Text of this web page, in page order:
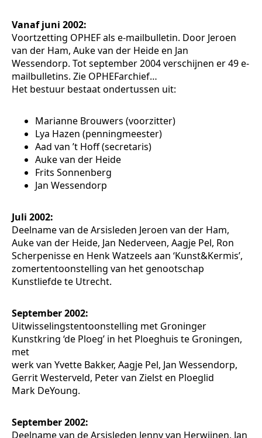
Vanaf juni 2002:
Voortzetting OPHEF als e-mailbulletin. Door Jeroen
van der Ham, Auke van der Heide en Jan
Wessendorp. Tot september 2004 verschijnen er 49 e-
mailbulletins. Zie OPHEFarchief…
Het bestuur bestaat ondertussen uit:
Marianne Brouwers (voorzitter)
Lya Hazen (penningmeester)
Aad van ’t Hoff (secretaris)
Auke van der Heide
Frits Sonnenberg
Jan Wessendorp
Juli 2002:
Deelname van de Arsisleden Jeroen van der Ham,
Auke van der Heide, Jan Nederveen, Aagje Pel, Ron
Scherpenisse en Henk Watzeels aan ‘Kunst&Kermis’,
zomertentoonstelling van het genootschap
Kunstliefde te Utrecht.
September 2002:
Uitwisselingstentoonstelling met Groninger
Kunstkring ‘de Ploeg’ in het Ploeghuis te Groningen,
met
werk van Yvette Bakker, Aagje Pel, Jan Wessendorp,
Gerrit Westerveld, Peter van Zielst en Ploeglid
Mark DeYoung.
September 2002:
Deelname van de Arsisleden Jenny van Herwijnen, Jan